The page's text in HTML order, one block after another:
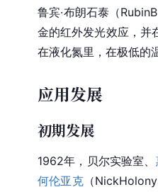
鲁宾·布朗石泰（
金的红外发光效应，并
在液化氮里，在极低的
应用发展
初期发展
1962年，贝尔实验室、
何伦亚克（